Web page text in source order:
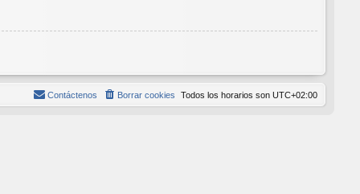
Todos los horarios son UTC+02:00
Borrar cookies
Contáctenos